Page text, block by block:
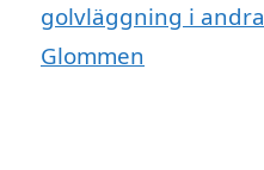
golvläggning i
Glommen